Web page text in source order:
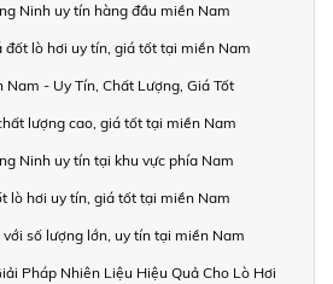
Ninh uy tín hàng đầu miền Nam
lò hơi uy tín, giá tốt tại miền Nam
Nam - Uy Tín, Chất Lượng, Giá Tốt
lượng cao, giá tốt tại miền Nam
Ninh uy tín tại khu vực phía Nam
lò hơi uy tín, giá tốt tại miền Nam
số lượng lớn, uy tín tại miền Nam
Pháp Nhiên Liệu Hiệu Quả Cho Lò Hơi